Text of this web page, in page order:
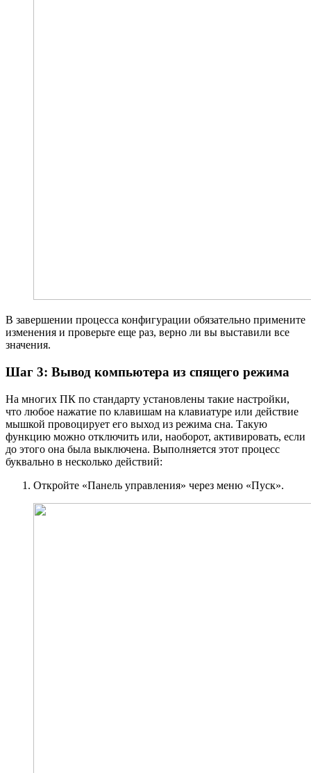
В завершении процесса конфигурации обязательно примените
изменения и проверьте еще раз, верно ли вы выставили все
значения.
Шаг 3: Вывод компьютера из спящего режима
На многих ПК по стандарту установлены такие настройки,
что любое нажатие по клавишам на клавиатуре или действие
мышкой провоцирует его выход из режима сна. Такую
функцию можно отключить или, наоборот, активировать, если
до этого она была выключена. Выполняется этот процесс
буквально в несколько действий:
Откройте «Панель управления» через меню «Пуск».